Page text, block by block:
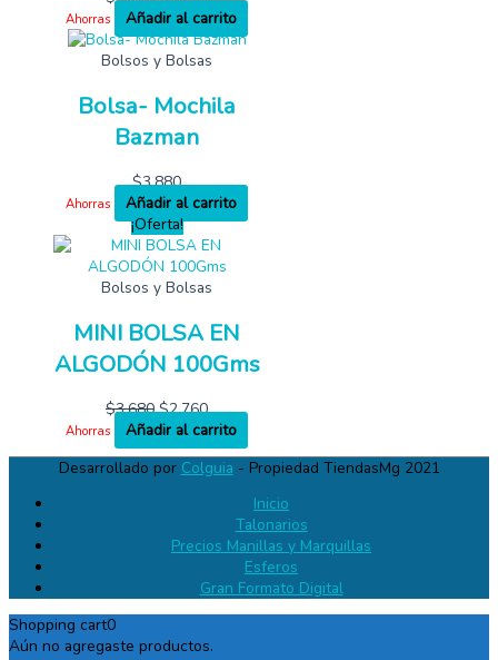
Ahorras
Añadir al carrito
Bolsos y Bolsas
Bolsa- Mochila
Bazman
$3,880
Ahorras
Añadir al carrito
¡Oferta!
Bolsos y Bolsas
MINI BOLSA EN
ALGODÓN 100Gms
$3,680 $2,760
Ahorras
Añadir al carrito
Desarrollado por Colguia - Propiedad TiendasMg 2021
Inicio
Talonarios
Precios Manillas y Marquillas
Esferos
Gran Formato Digital
Shopping cart0
Aún no agregaste productos.